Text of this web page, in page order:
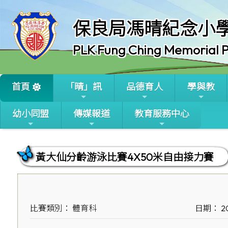
保良局馮晴紀念小
PLK Fung Ching Memorial
首頁 「晴」訊 品德育人 學與教
幼小同盟 傳媒報道 教育服務中心
黃大仙分齡游泳比賽4X50米自由接力賽
比賽類別： 體育科 日期：